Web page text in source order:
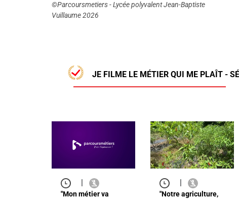
©Parcoursmetiers - Lycée polyvalent Jean-Baptiste
Vuillaume 2026
JE FILME LE MÉTIER QUI ME PLAÎT -
|
"Mon métier va
"Notre agriculture,